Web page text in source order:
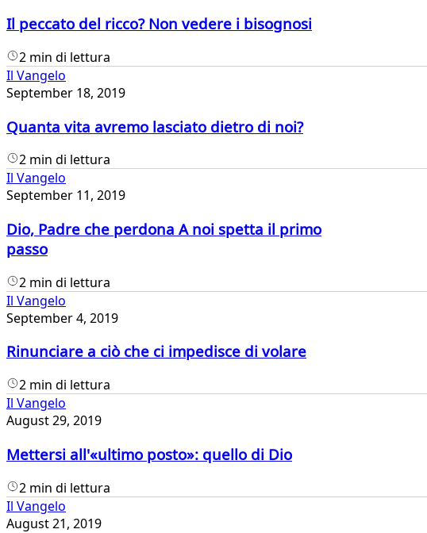
Il peccato del ricco? Non vedere i bisognosi
2 min di lettura
Il Vangelo
September 18, 2019
Quanta vita avremo lasciato dietro di noi?
2 min di lettura
Il Vangelo
September 11, 2019
Dio, Padre che perdona A noi spetta il primo
passo
2 min di lettura
Il Vangelo
September 4, 2019
Rinunciare a ciò che ci impedisce di volare
2 min di lettura
Il Vangelo
August 29, 2019
Mettersi all'«ultimo posto»: quello di Dio
2 min di lettura
Il Vangelo
August 21, 2019